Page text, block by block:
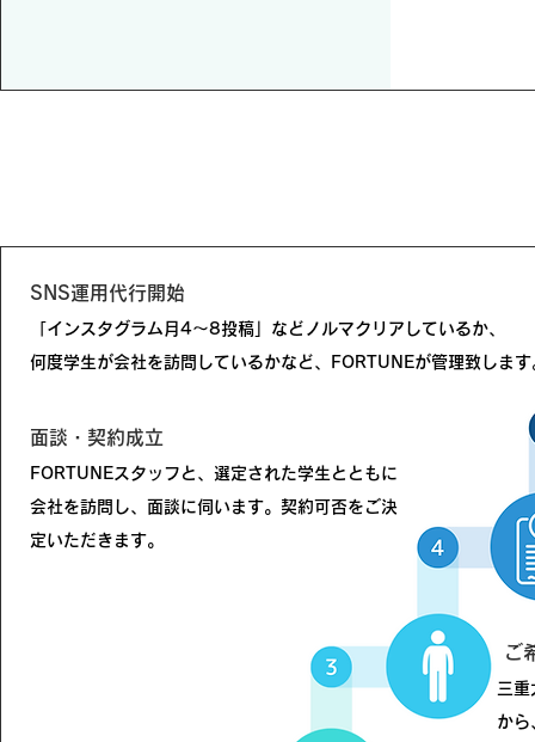
SNS運用代行開始
FORTUNEスタッフと、選定された学生とともに
会社を訪問し、面談に伺います。契約可否をご決
定いただきます。
面談・契約成立
ご
「インスタグラム月4〜8投稿」などノルマクリアしているか、
何度学生が会社を訪問しているかなど、FORTUNEが管理致します
三重
から